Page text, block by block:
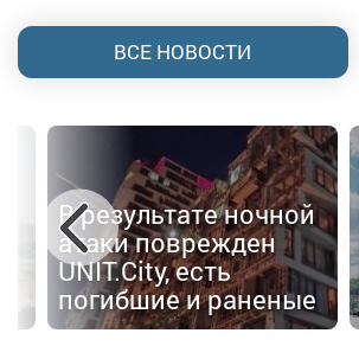
ВСЕ НОВОСТИ
В результате ночной
атаки поврежден
UNIT.City, есть
погибшие и раненые